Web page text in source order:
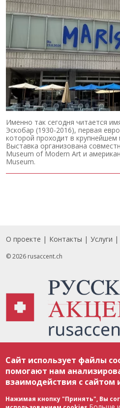
Именно так сегодня читается
Эскобар (1930-2016), первая
которой проходит в
Выставка организована
Museum of Modern Art и
Museum.
Footer
О проекте Контакты Услуги
© 2026 rusaccent.ch
соответствии с законодательством
международными соглашениями. Полное
материалов возможно только с
или частичного воспроизведения
ОБЯЗАТЕЛЬНА АКТИВНАЯ ГИПЕРССЫЛКА
текст. Фотоизображения, размещенные
ее исключительной собственностью.
Сайт использует файлы
помогают нам
взаимодействия с сайтом
Нажимая кнопку "Принять", Вы